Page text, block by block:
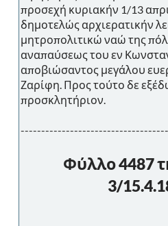
προσεχή κυριακήν 1/13
δημοτελώς αρχιερατικήν
μητροπολιτικώ ναώ της
αναπαύσεως του εν
αποβιώσαντος μεγάλου
Ζαρίφη. Προς τούτο δε
προσκλητήριον.
Φύλλο 4487
3/